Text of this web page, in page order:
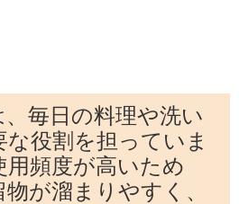
毎日の料理や洗い
役割を担っていま
頻度が高いため
が溜まりやすく、